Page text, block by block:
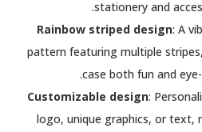
stationery and
Rainbow striped design: A
pattern featuring multiple
case both fun and
Customizable design:
logo, unique graphics, or text,